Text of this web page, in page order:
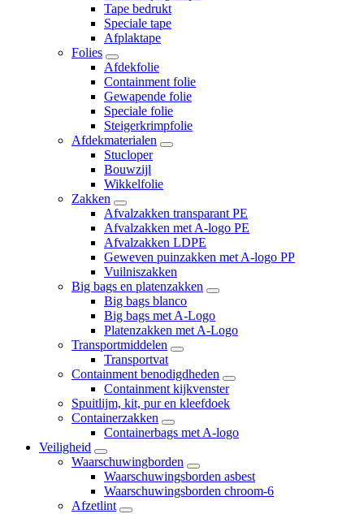
Tape bedrukt
Speciale tape
Afplaktape
Folies
Afdekfolie
Containment folie
Gewapende folie
Speciale folie
Steigerkrimpfolie
Afdekmaterialen
Stucloper
Bouwzijl
Wikkelfolie
Zakken
Afvalzakken transparant PE
Afvalzakken met A-logo PE
Afvalzakken LDPE
Geweven puinzakken met A-logo PP
Vuilniszakken
Big bags en platenzakken
Big bags blanco
Big bags met A-Logo
Platenzakken met A-Logo
Transportmiddelen
Transportvat
Containment benodigdheden
Containment kijkvenster
Spuitlijm, kit, pur en kleefdoek
Containerzakken
Containerbags met A-logo
Veiligheid
Waarschuwingborden
Waarschuwingsborden asbest
Waarschuwingsborden chroom-6
Afzetlint